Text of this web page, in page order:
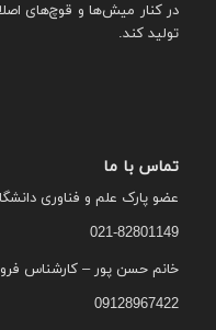
در کنار میش‌ها و قوچ‌های
تولید کند.
تماس با ما
عضو پارک علم و فناوری
021-82801149
خانم حسن پور – کارشناس
09128967422